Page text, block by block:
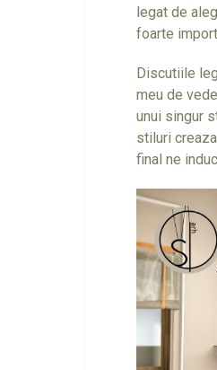
legat de
foarte
Discutiile
meu de
unui singur
stiluri
final ne